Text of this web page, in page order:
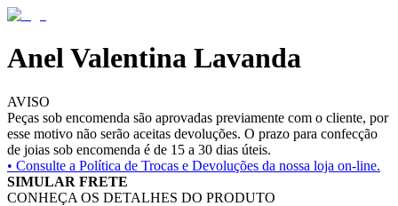
Anel Valentina Lavanda
AVISO
Peças sob encomenda são aprovadas previamente com o cliente, por
esse motivo não serão aceitas devoluções. O prazo para confecção
de joias sob encomenda é de 15 a 30 dias úteis.
• Consulte a Política de Trocas e Devoluções da nossa loja on-line.
SIMULAR FRETE
CONHEÇA OS DETALHES DO PRODUTO